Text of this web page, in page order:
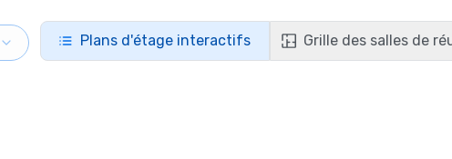
Plans d'étage interactifs Grille des salles de